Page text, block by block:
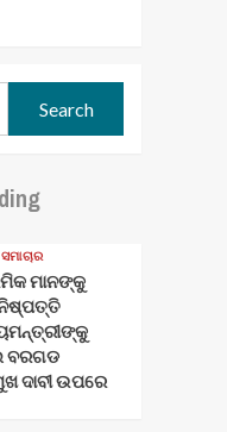
ସମାଚାର
ମାନଙ୍କୁ
ବରଗଡ
ଦାବୀ ଉପରେ